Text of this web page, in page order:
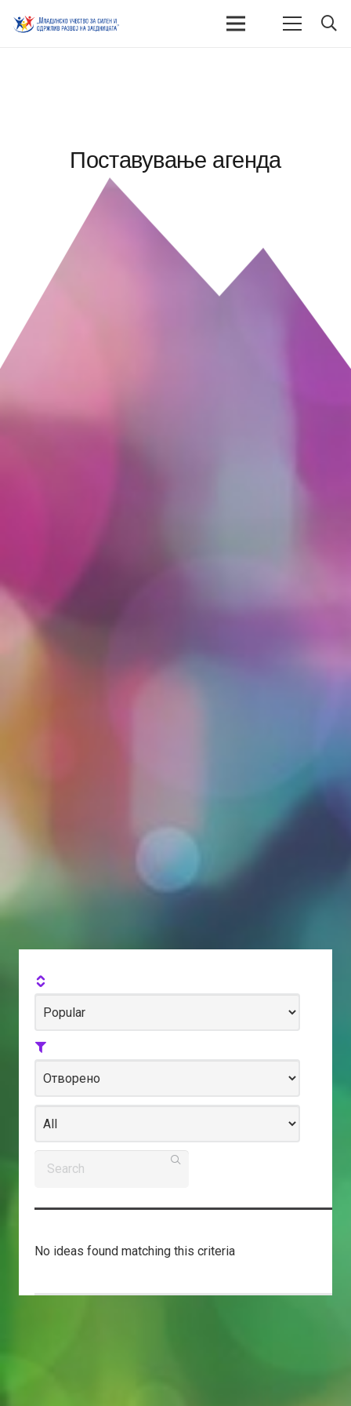
Поставување агенда
No ideas found matching this criteria